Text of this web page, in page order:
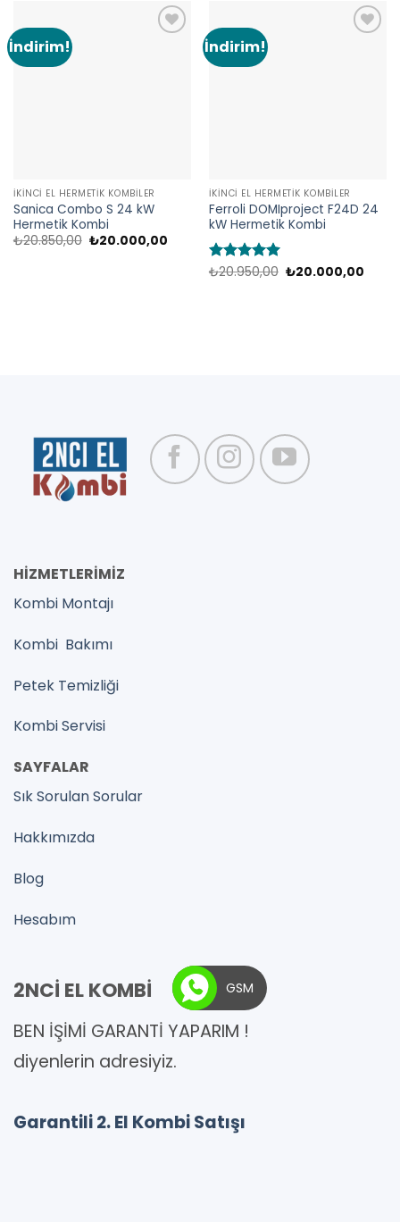
İndirim!
İKINCI EL HERMETIK KOMBILER
Sanica Combo S 24 kW
Hermetik Kombi
₺20.850,00 Orijinal
₺20.000,00Şu
₺20.000,00.
İndirim!
İKINCI EL HERMETIK KOMBILER
Ferroli DOMIproject F24D 24
kW Hermetik Kombi
5 üzerinden
₺20.950,00 Orijinal
₺20.000,00Şu
HİZMETLERİMİZ
Kombi Montajı
Kombi Bakımı
Petek Temizliği
Kombi Servisi
SAYFALAR
Sık Sorulan Sorular
Hakkımızda
Blog
Hesabım
2NCİ EL KOMBİ
BEN İŞİMİ GARANTİ YAPARIM !
diyenlerin adresiyiz.
Garantili 2. El Kombi Satışı
GSM